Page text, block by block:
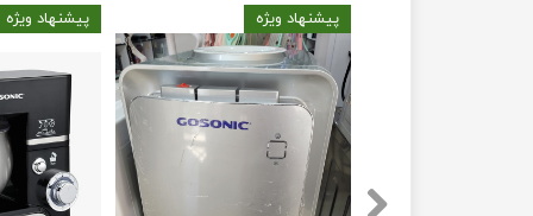
پیشنهاد ویژه پیشنهاد ویژه